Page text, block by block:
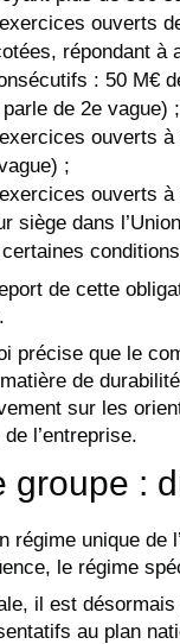
ouverts
répondant
: 50 M€
de 2e vague) ;
ouverts
;
ouverts
siège dans
de cette
précise que le
de
sur les
l’entreprise.
groupe :
régime unique de
le régime
il est
au plan